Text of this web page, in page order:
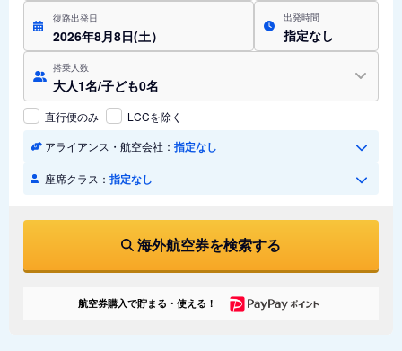
復路出発日
2026年8月8日(土）
出発時間
指定なし
搭乗人数
大人1名/子ども0名
直行便のみ
LCCを除く
アライアンス・航空会社： 指定なし
座席クラス： 指定なし
海外航空券を検索する
航空券購入で貯まる・使える！